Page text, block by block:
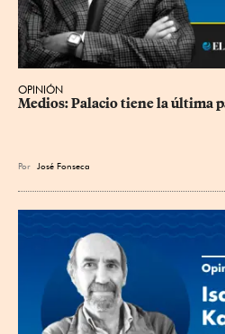
OPINIÓN
Medios: Palacio tiene la última
Por José Fonseca